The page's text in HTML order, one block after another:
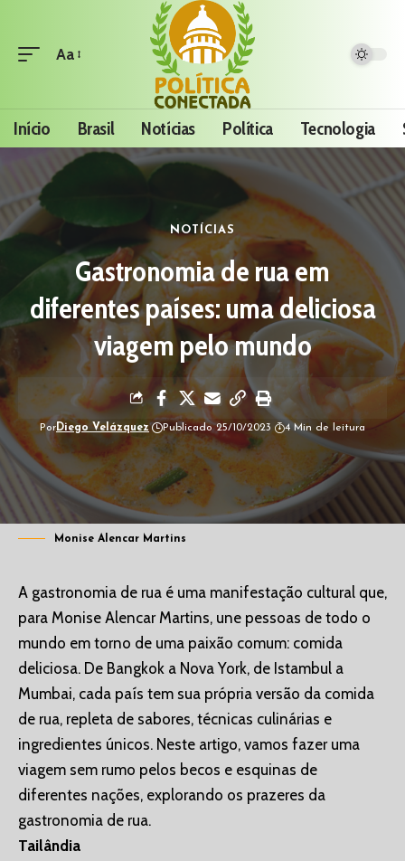
Aa
Início Brasil Notícias Política Tecnologia
NOTÍCIAS
Gastronomia de rua em
diferentes países: uma deliciosa
viagem pelo mundo
PorDiego Velázquez Publicado 25/10/2023 4 Min de leitura
Monise Alencar Martins
A gastronomia de rua é uma manifestação cultural que,
para Monise Alencar Martins, une pessoas de todo o
mundo em torno de uma paixão comum: comida
deliciosa. De Bangkok a Nova York, de Istambul a
Mumbai, cada país tem sua própria versão da comida
de rua, repleta de sabores, técnicas culinárias e
ingredientes únicos. Neste artigo, vamos fazer uma
viagem sem rumo pelos becos e esquinas de
diferentes nações, explorando os prazeres da
gastronomia de rua.
Tailândia